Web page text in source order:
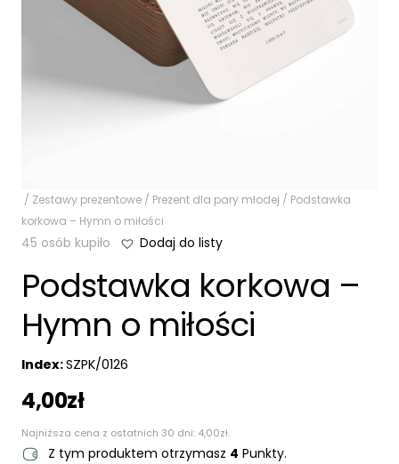
/ Zestawy prezentowe / Prezent dla pary młodej / Podstawka
korkowa – Hymn o miłości
45 osób kupiło Dodaj do listy
Podstawka korkowa –
Hymn o miłości
Index:SZPK/0126
4,00zł
Najniższa cena z ostatnich 30 dni: 4,00zł.
Z tym produktem otrzymasz 4 Punkty.